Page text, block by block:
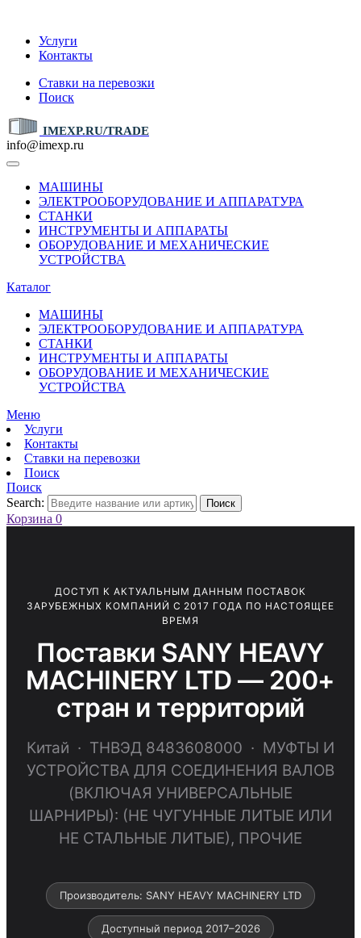
Услуги
Контакты
Ставки на перевозки
Поиск
IMEXP.RU/TRADE
info@imexp.ru
МАШИНЫ
ЭЛЕКТРООБОРУДОВАНИЕ И АППАРАТУРА
СТАНКИ
ИНСТРУМЕНТЫ И АППАРАТЫ
ОБОРУДОВАНИЕ И МЕХАНИЧЕСКИЕ
УСТРОЙСТВА
Каталог
МАШИНЫ
ЭЛЕКТРООБОРУДОВАНИЕ И АППАРАТУРА
СТАНКИ
ИНСТРУМЕНТЫ И АППАРАТЫ
ОБОРУДОВАНИЕ И МЕХАНИЧЕСКИЕ
УСТРОЙСТВА
Меню
Услуги
Контакты
Ставки на перевозки
Поиск
Поиск
Search:
Поиск
Корзина 0
ДОСТУП К АКТУАЛЬНЫМ ДАННЫМ ПОСТАВОК
ЗАРУБЕЖНЫХ КОМПАНИЙ С 2017 ГОДА ПО НАСТОЯЩЕЕ
ВРЕМЯ
Поставки SANY HEAVY
MACHINERY LTD — 200+
стран и территорий
Китай · ТНВЭД 8483608000 · МУФТЫ И
УСТРОЙСТВА ДЛЯ СОЕДИНЕНИЯ ВАЛОВ
(ВКЛЮЧАЯ УНИВЕРСАЛЬНЫЕ
ШАРНИРЫ): (НЕ ЧУГУННЫЕ ЛИТЫЕ ИЛИ
НЕ СТАЛЬНЫЕ ЛИТЫЕ), ПРОЧИЕ
Производитель: SANY HEAVY MACHINERY LTD
Доступный период 2017–2026